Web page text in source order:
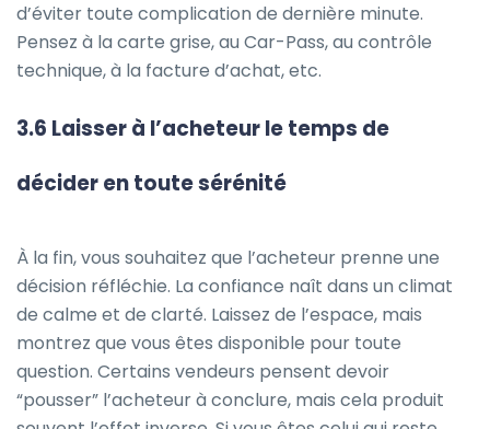
d’éviter toute complication de dernière minute.
Pensez à la carte grise, au Car-Pass, au contrôle
technique, à la facture d’achat, etc.
3.6 Laisser à l’acheteur le temps de
décider en toute sérénité
À la fin, vous souhaitez que l’acheteur prenne une
décision réfléchie. La confiance naît dans un climat
de calme et de clarté. Laissez de l’espace, mais
montrez que vous êtes disponible pour toute
question. Certains vendeurs pensent devoir
“pousser” l’acheteur à conclure, mais cela produit